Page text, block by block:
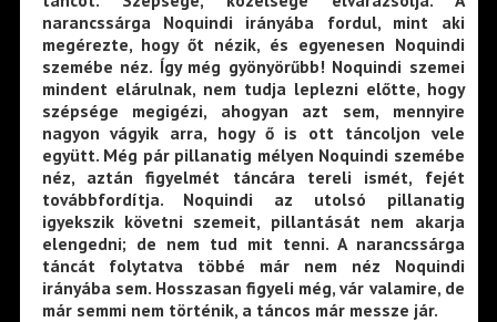
narancssárga Noquindi irányába fordul, mint aki
megérezte, hogy őt nézik, és egyenesen Noquindi
szemébe néz. Így még gyönyörűbb! Noquindi szemei
mindent elárulnak, nem tudja leplezni előtte, hogy
szépsége megigézi, ahogyan azt sem, mennyire
nagyon vágyik arra, hogy ő is ott táncoljon vele
együtt. Még pár pillanatig mélyen Noquindi szemébe
néz, aztán figyelmét táncára tereli ismét, fejét
továbbfordítja. Noquindi az utolsó pillanatig
igyekszik követni szemeit, pillantását nem akarja
elengedni; de nem tud mit tenni. A narancssárga
táncát folytatva többé már nem néz Noquindi
irányába sem. Hosszasan figyeli még, vár valamire, de
már semmi nem történik, a táncos már messze jár.